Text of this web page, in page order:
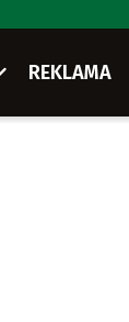
REKLAMA